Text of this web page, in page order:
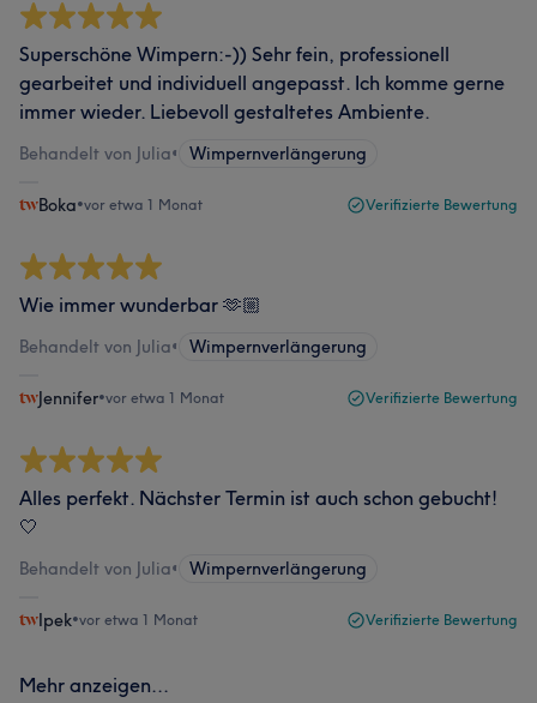
Superschöne Wimpern:-)) Sehr fein, professionell
gearbeitet und individuell angepasst. Ich komme gerne
immer wieder. Liebevoll gestaltetes Ambiente.
Behandelt von Julia• Wimpernverlängerung
Boka•vor etwa 1 Monat Verifizierte Bewertung
Wie immer wunderbar 🫶🏼
Behandelt von Julia• Wimpernverlängerung
Jennifer•vor etwa 1 Monat Verifizierte Bewertung
Alles perfekt. Nächster Termin ist auch schon gebucht!
🤍
Behandelt von Julia• Wimpernverlängerung
Ipek•vor etwa 1 Monat Verifizierte Bewertung
Mehr anzeigen...